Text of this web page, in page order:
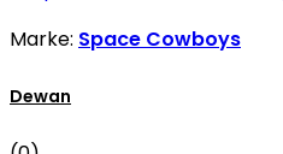
Marke: Space Cowboys
Dewan